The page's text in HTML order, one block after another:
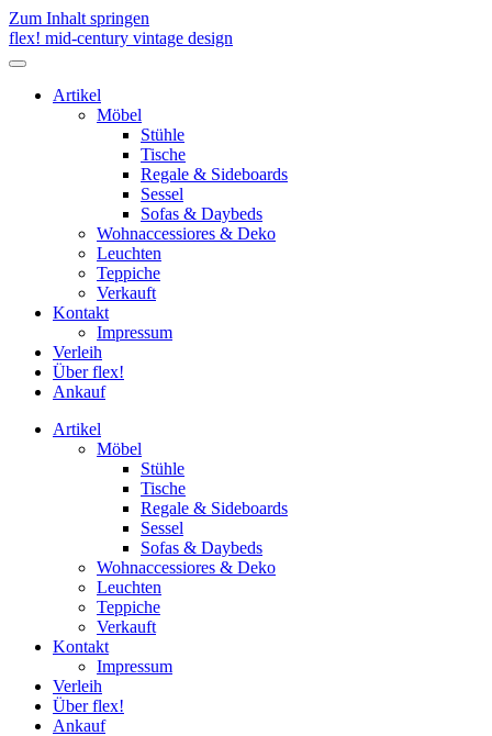
Zum Inhalt springen
flex! mid-century vintage design
Menü
umschalten
Artikel
Möbel
Stühle
Tische
Regale & Sideboards
Sessel
Sofas & Daybeds
Wohnaccessiores & Deko
Leuchten
Teppiche
Verkauft
Kontakt
Impressum
Verleih
Über flex!
Ankauf
Artikel
Möbel
Stühle
Tische
Regale & Sideboards
Sessel
Sofas & Daybeds
Wohnaccessiores & Deko
Leuchten
Teppiche
Verkauft
Kontakt
Impressum
Verleih
Über flex!
Ankauf